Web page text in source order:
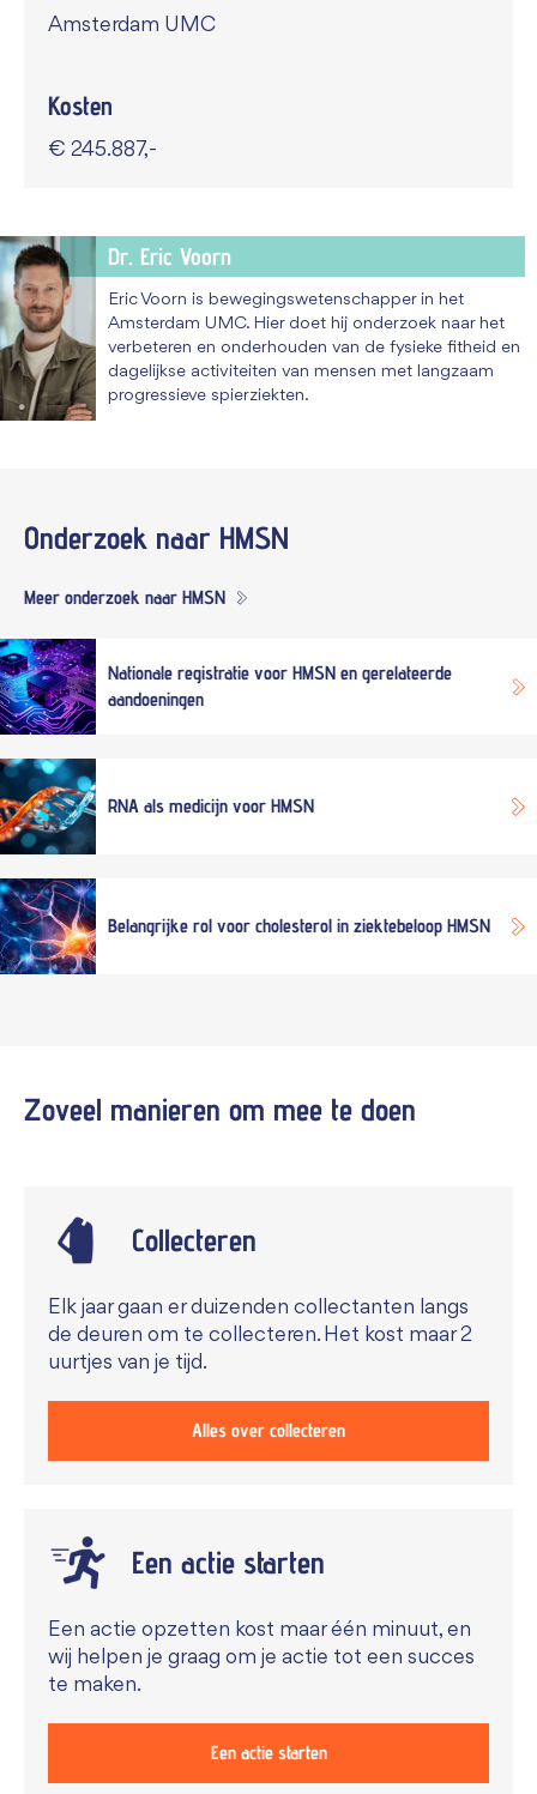
Amsterdam UMC
Kosten
€ 245.887,-
Dr. Eric Voorn
Eric Voorn is bewegingswetenschapper in het
Amsterdam UMC. Hier doet hij onderzoek naar het
verbeteren en onderhouden van de fysieke fitheid en
dagelijkse activiteiten van mensen met langzaam
progressieve spierziekten.
Onderzoek naar HMSN
Meer onderzoek naar HMSN
Nationale registratie voor HMSN en gerelateerde
aandoeningen
RNA als medicijn voor HMSN
Belangrijke rol voor cholesterol in ziektebeloop HMSN
Zoveel manieren om mee te doen
Collecteren
Elk jaar gaan er duizenden collectanten langs
de deuren om te collecteren. Het kost maar 2
uurtjes van je tijd.
Alles over collecteren
Een actie starten
Een actie opzetten kost maar één minuut, en
wij helpen je graag om je actie tot een succes
te maken.
Een actie starten